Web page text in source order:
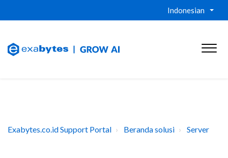
Indonesian
Exabytes.co.id Support Portal Beranda solusi Server